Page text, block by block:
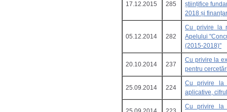
17.12.2015 285
științifice
2018 și
05.12.2014 282
Cu privire la
Apelului
(2015-2018)"
20.10.2014 237
Cu privire la
pentru
25.09.2014 224
Cu privire la
aplicative,
Cu privire la